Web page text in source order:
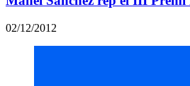
02/12/2012